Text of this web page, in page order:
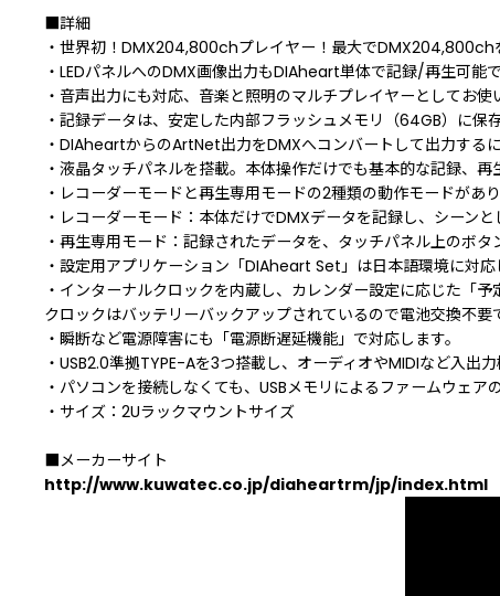
■詳細
・世界初！DMX204,800chプレイヤー！最大でDMX204,800ch
・LEDパネルへのDMX画像出力もDIAheart単体で記録/再生可能で
・音声出力にも対応、音楽と照明のマルチプレイヤーとしてお使
・記録データは、安定した内部フラッシュメモリ（64GB）に保
・DIAheartからのArtNet出力をDMXへコンバートして出力する
・液晶タッチパネルを搭載。本体操作だけでも基本的な記録、
・レコーダーモードと再生専用モードの2種類の動作モードがあり
・レコーダーモード：本体だけでDMXデータを記録し、シーン
・再生専用モード：記録されたデータを、タッチパネル上のボタ
・設定用アプリケーション「DIAheart Set」は日本語環境に対応
・インターナルクロックを内蔵し、カレンダー設定に応じた「
クロックはバッテリーバックアップされているので電池交換不要
・瞬断など電源障害にも「電源断遅延機能」で対応します。
・USB2.0準拠TYPE-Aを3つ搭載し、オーディオやMIDIなど入
・パソコンを接続しなくても、USBメモリによるファームウェア
・サイズ：2Uラックマウントサイズ
■メーカーサイト
http://www.kuwatec.co.jp/diaheartrm/jp/index.html